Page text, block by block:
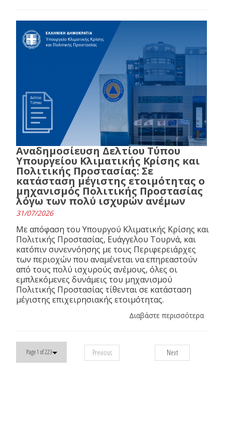
Αναδημοσίευση Δελτίου Τύπου
Υπουργείου Κλιματικής Κρίσης και
Πολιτικής Προστασίας: Σε
κατάσταση μέγιστης ετοιμότητας ο
μηχανισμός Πολιτικής Προστασίας
λόγω των πολύ ισχυρών ανέμων
31/07/2026
Με απόφαση του Υπουργού Κλιματικής Κρίσης και
Πολιτικής Προστασίας, Ευάγγελου Τουρνά, και
κατόπιν συνεννόησης με τους Περιφερειάρχες
των περιοχών που αναμένεται να επηρεαστούν
από τους πολύ ισχυρούς ανέμους, όλες οι
εμπλεκόμενες δυνάμεις του μηχανισμού
Πολιτικής Προστασίας τίθενται σε κατάσταση
μέγιστης επιχειρησιακής ετοιμότητας.
Διαβάστε περισσότερα
Page 1 of 223 Previous Next